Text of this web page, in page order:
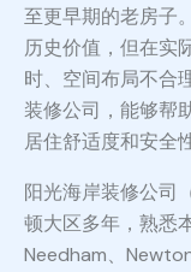
至更早期的老房子
历史价值，但在实
时、空间布局不合
装修公司，能够帮
居住舒适度和安全性
阳光海岸装修公司
顿大区多年，熟悉
Needham、